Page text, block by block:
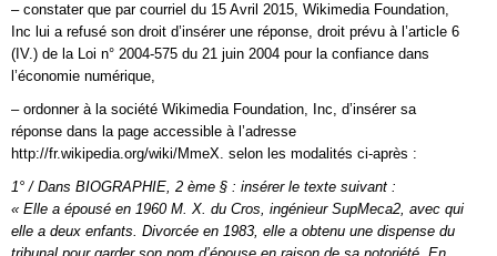
– constater que par courriel du 15 Avril 2015, Wikimedia Foundation,
Inc lui a refusé son droit d’insérer une réponse, droit prévu à l’article 6
(IV.) de la Loi n° 2004-575 du 21 juin 2004 pour la confiance dans
l’économie numérique,
– ordonner à la société Wikimedia Foundation, Inc, d’insérer sa
réponse dans la page accessible à l’adresse
http://fr.wikipedia.org/wiki/MmeX. selon les modalités ci-après :
1° / Dans BIOGRAPHIE, 2 ème § : insérer le texte suivant :
« Elle a épousé en 1960 M. X. du Cros, ingénieur SupMeca2, avec qui
elle a deux enfants. Divorcée en 1983, elle a obtenu une dispense du